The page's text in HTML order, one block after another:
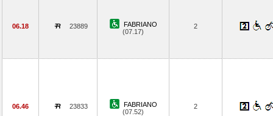
06.18 23889
FABRIANO
(07.17)
2
06.46 23833
FABRIANO
(07.52)
2